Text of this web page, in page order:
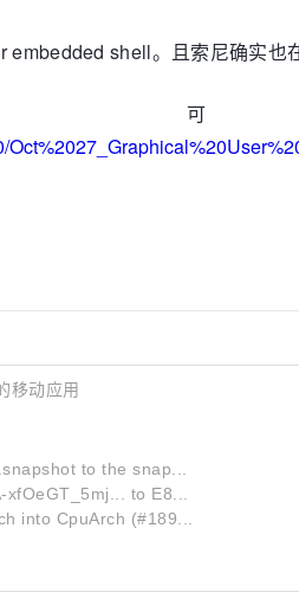
shell。且索尼确实也
移动应用
to the snap...
xfOeGT_5mj... to E8...
into CpuArch (#189...